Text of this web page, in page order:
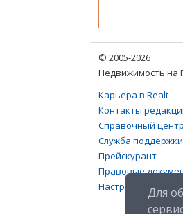
© 2005-2026
Недвижимость на
Карьера в Realt
Контакты
Справочный центр
Служба поддержки
Прейскурант
Правовые
Настройка файлов
Для